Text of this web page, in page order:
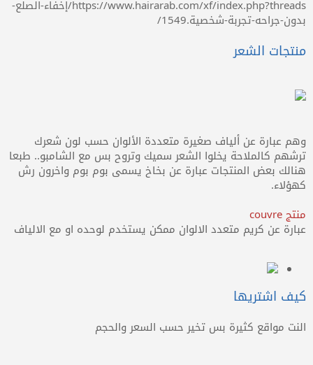
https://www.hairarab.com/xf/index.php?threads/إخفاء-الصلع-
بدون-جراحه-تجربة-شخصية.1549/
منتجات الشعر
وهم عبارة عن ألياف صغيرة متعددة الألوان حسب لون شعرك
ترشهم كالملاحة يخلوا الشعر سميك وتروح بس مع الشامبو.. طبعا
هنالك بعض المنتجات عبارة عن بخاخ يسمى بوم بوم واخرون رش
كهؤلاء.
منتج couvre
عبارة عن كريم متعدد الالوان ممكن يستخدم لوحده او مع الالياف
كيف اشتريها
النت مواقع كثيرة بس تخير حسب السعر والحجم